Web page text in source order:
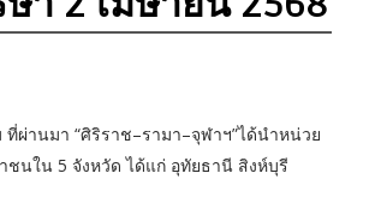
ผ่านมา “ศิริราช–รามา–จุฬาฯ”ได้นำหน่วย
นใน 5 จังหวัด ได้แก่ อุทัยธานี สิงห์บุรี